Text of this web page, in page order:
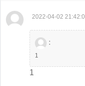
2022-04-02
：
1
1